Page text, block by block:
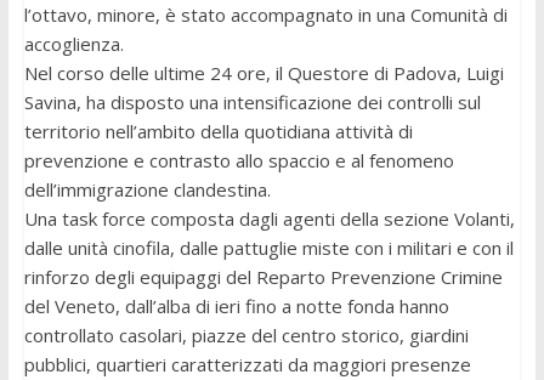
l’ottavo, minore, è stato accompagnato in una Comunità di
accoglienza.
Nel corso delle ultime 24 ore, il Questore di Padova, Luigi
Savina, ha disposto una intensificazione dei controlli sul
territorio nell’ambito della quotidiana attività di
prevenzione e contrasto allo spaccio e al fenomeno
dell’immigrazione clandestina.
Una task force composta dagli agenti della sezione Volanti,
dalle unità cinofila, dalle pattuglie miste con i militari e con il
rinforzo degli equipaggi del Reparto Prevenzione Crimine
del Veneto, dall’alba di ieri fino a notte fonda hanno
controllato casolari, piazze del centro storico, giardini
pubblici, quartieri caratterizzati da maggiori presenze